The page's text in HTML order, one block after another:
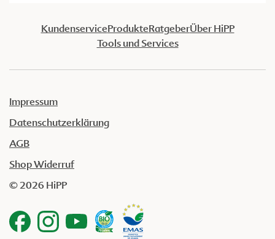
KundenserviceProdukteRatgeberÜber HiPP
Tools und Services
Impressum
Datenschutzerklärung
AGB
Shop Widerruf
© 2026 HiPP